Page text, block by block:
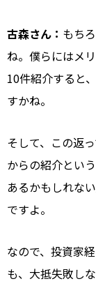
古森さん： もち
ね。僕らにはメ
10件紹介すると
すかね。
そして、この返
からの紹介とい
あるかもしれな
ですよ。
なので、投資家
も、大抵失敗し